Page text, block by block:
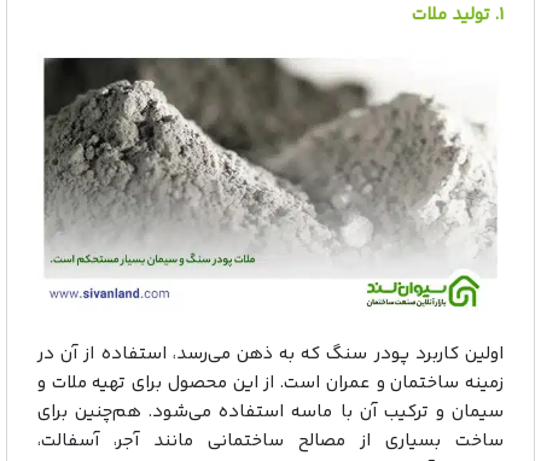
۱. تولید ملات
اولین کاربرد پودر سنگ که به ذهن می‌رسد، استفاده از آن در
زمینه ساختمان و عمران است. از این محصول برای تهیه ملات و
سیمان و ترکیب آن با ماسه استفاده می‌شود. هم‌چنین برای
ساخت بسیاری از مصالح ساختمانی مانند آجر، آسفالت،